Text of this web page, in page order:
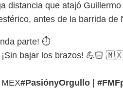
distancia que atajó
antes de la barrida de
parte! ⏱
¡Sin bajar los brazos! 💪🏻 🇲🇽
#PasiónyOrgullo